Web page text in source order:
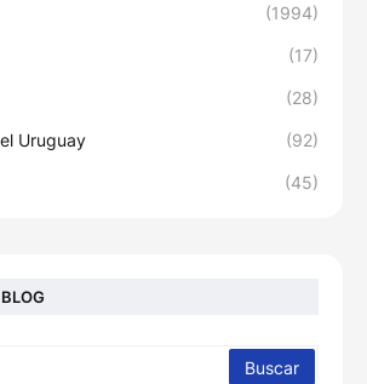
(1994)
(17)
(28)
Uruguay (92)
(45)